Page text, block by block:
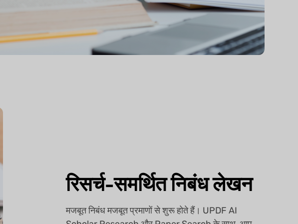
रिसर्च-समर्थित निबंध लेखन
मजबूत निबंध मजबूत प्रमाणों से शुरू होते हैं। UPDF AI